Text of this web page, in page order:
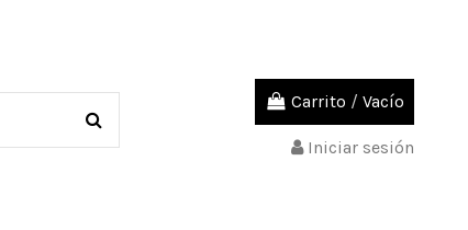
Carrito /Vacío
Iniciar sesión